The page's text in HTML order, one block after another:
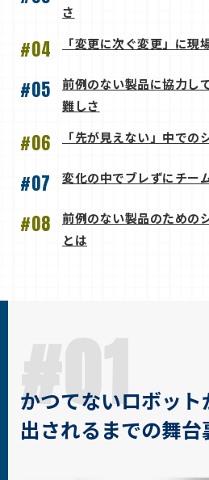
さ
#04 「変更に次ぐ変更」に
#05
前例のない製品に協力し
難しさ
#06 「先が見えない」中での
#07 変化の中でブレずにチー
#08
前例のない製品のための
とは
#01
かつてないロボット
出されるまでの舞台